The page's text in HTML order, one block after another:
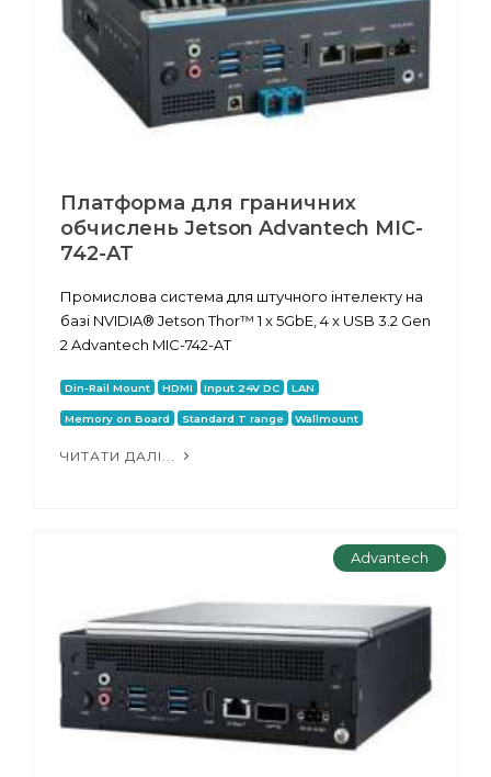
Платформа для граничних
обчислень Jetson Advantech MIC-
742-AT
Промислова система для штучного інтелекту на
базі NVIDIA® Jetson Thor™ 1 x 5GbE, 4 x USB 3.2 Gen
2 Advantech MIC-742-AT
Din-Rail Mount HDMI Input 24V DC LAN
Memory on Board Standard T range Wallmount
ЧИТАТИ ДАЛІ...
Advantech